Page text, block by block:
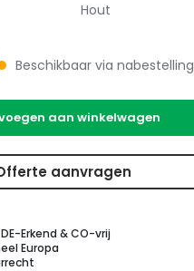
Hout
Beschikbaar via nabestelling
aan winkelwagen
aanvragen
Erkend & CO-vrij
Europa